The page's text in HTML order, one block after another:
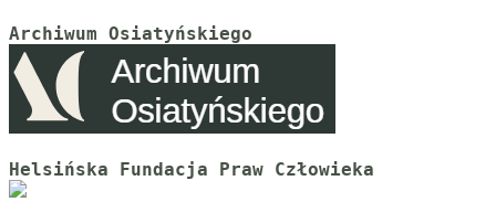
Archiwum Osiatyńskiego
Helsińska Fundacja Praw Człowieka